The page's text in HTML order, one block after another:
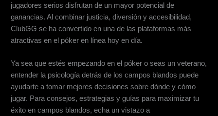
jugadores serios disfrutan de un mayor potencial de
ganancias. Al combinar justicia, diversión y accesibilidad,
ClubGG se ha convertido en una de las plataformas más
atractivas en el póker en línea hoy en día.
Ya sea que estés empezando en el póker o seas un veterano,
entender la psicología detrás de los campos blandos puede
ayudarte a tomar mejores decisiones sobre dónde y cómo
jugar. Para consejos, estrategias y guías para maximizar tu
éxito en campos blandos, echa un vistazo a